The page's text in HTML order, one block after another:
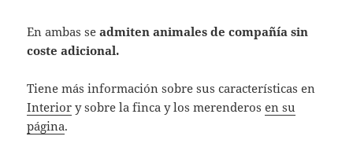
En ambas seadmiten animales de compañía sin
coste adicional.
Tiene más información sobre sus características en
Interior y sobre la finca y los merenderosen su
página.